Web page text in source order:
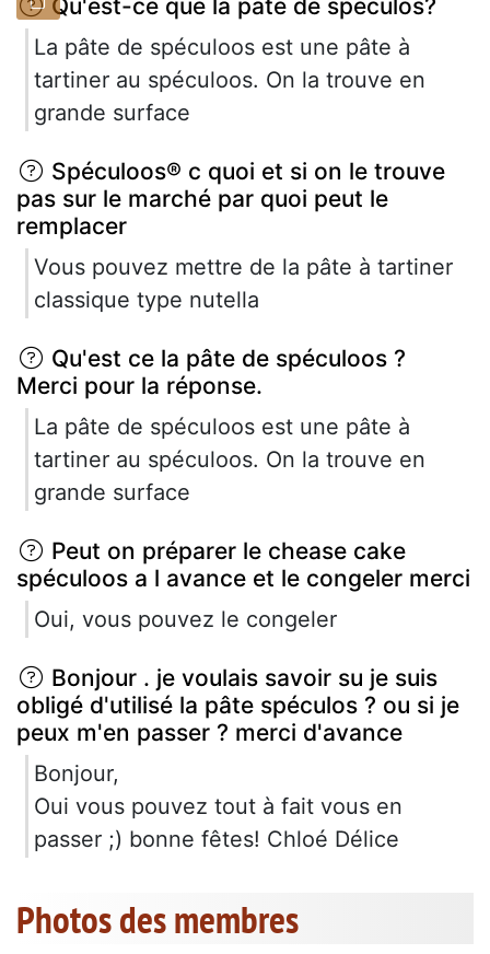
Qu'est-ce que la pate de speculos?
La pâte de spéculoos est une pâte à
tartiner au spéculoos. On la trouve en
grande surface
Spéculoos® c quoi et si on le trouve
pas sur le marché par quoi peut le
remplacer
Vous pouvez mettre de la pâte à tartiner
classique type nutella
Qu'est ce la pâte de spéculoos ?
Merci pour la réponse.
La pâte de spéculoos est une pâte à
tartiner au spéculoos. On la trouve en
grande surface
Peut on préparer le chease cake
spéculoos a l avance et le congeler merci
Oui, vous pouvez le congeler
Bonjour . je voulais savoir su je suis
obligé d'utilisé la pâte spéculos ? ou si je
peux m'en passer ? merci d'avance
Bonjour,
Oui vous pouvez tout à fait vous en
passer ;) bonne fêtes! Chloé Délice
Photos des membres